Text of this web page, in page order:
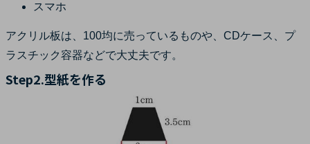
スマホ
アクリル板は、100均に売っているものや、CDケース、プ
ラスチック容器などで大丈夫です。
Step2.型紙を作る